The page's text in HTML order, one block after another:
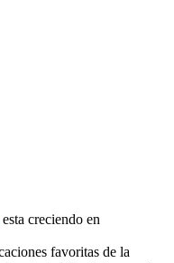
esta creciendo en
favoritas de la